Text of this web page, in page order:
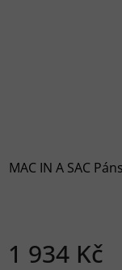
MAC IN A SAC
1 934 Kč